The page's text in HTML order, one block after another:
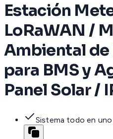
Estación
LoRaWAN /
Ambiental
para BMS y
Panel Solar /
Sistema todo en